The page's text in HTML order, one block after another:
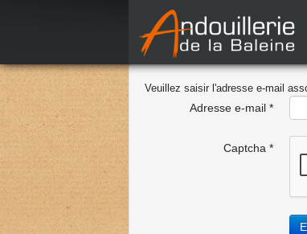
Veuillez saisir l'adresse e-mail
Adresse e-mail *
Captcha *